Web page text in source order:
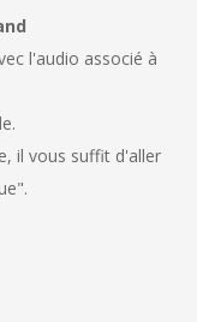
l'audio associé à
il vous suffit d'aller